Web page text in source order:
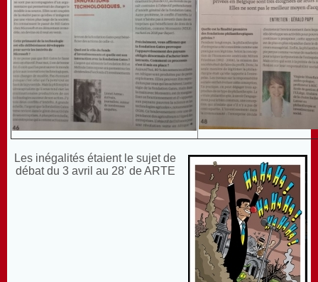
Les inégalités étaient le sujet de
débat du 3 avril au 28' de ARTE